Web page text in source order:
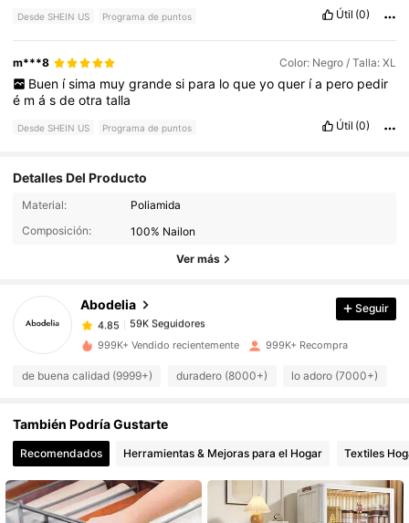
Desde SHEIN US Programa de puntos Útil (0)
m***8 Color: Negro / Talla: XL
Buen ísima muy grande si para lo que yo quer ía pero pedir
é másdeotratalla
Desde SHEIN US Programa de puntos Útil (0)
Detalles Del Producto
Material:
Poliamida
Composición:
100% Nailon
Ver más
Abodelia
59K Seguidores
59K Seguidores
4.85
59K Seguidores
j***l pagó Hace 1 día
4.85 59K Seguidores
4.85 59K Seguidores
4.85 59K Seguidores
Seguir
999K+ Vendido recientemente 999K+ Recompra
de buena calidad (9999+) duradero (8000+) lo adoro (7000+)
También Podría Gustarte
Recomendados Herramientas & Mejoras para el Hogar Textiles